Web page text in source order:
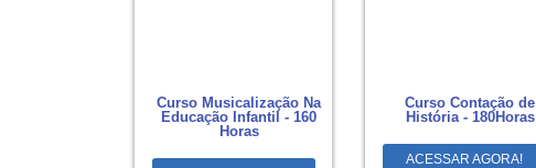
Curso Musicalização Na
Educação Infantil - 160
Horas
Curso Contação de
História - 180Horas
ACESSAR AGORA!